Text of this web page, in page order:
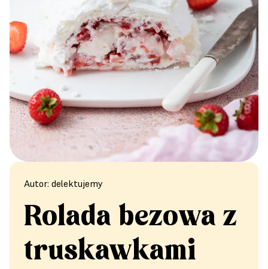
Autor: delektujemy
Rolada bezowa z
truskawkami